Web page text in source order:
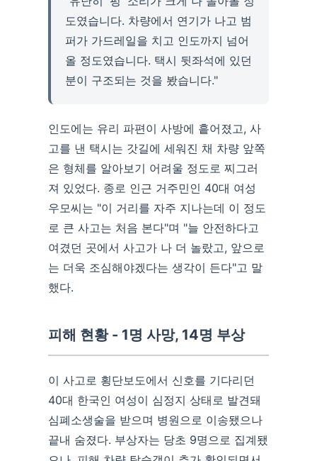
도였습니다. 차량에서 연기가 나고 범
퍼가 가드레일을 치고 인도까지 넘어
올 정도였습니다. 택시 뒷좌석에 있던
분이 구조되는 것을 봤습니다."
인도에는 유리 파편이 사방에 흩어졌고, 사
고를 낸 택시는 갓길에 세워진 채 차량 앞쪽
은 형체를 알아보기 어려울 정도로 찌그러
져 있었다. 종로 인근 거주민인 40대 여성
우모씨는 "이 거리를 자주 지나는데 이 정도
로 큰 사고는 처음 본다"며 "늘 안전하다고
여겼던 곳에서 사고가 나 더 놀랐고, 앞으로
는 더욱 조심해야겠다는 생각이 든다"고 말
했다.
피해 현황 - 1명 사망, 14명 부상
이 사고로 횡단보도에서 신호를 기다리던
40대 한국인 여성이 심정지 상태로 발견돼
심폐소생술을 받으며 병원으로 이송됐으나
끝내 숨졌다. 부상자는 당초 9명으로 집계됐